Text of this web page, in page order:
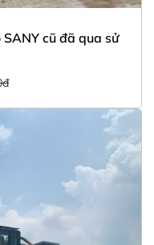
cũ đã qua sử